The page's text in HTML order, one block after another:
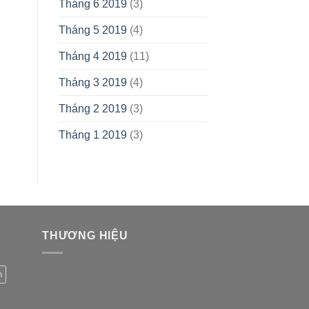
Tháng 6 2019(3)
Tháng 5 2019(4)
Tháng 4 2019(11)
Tháng 3 2019(4)
Tháng 2 2019(3)
Tháng 1 2019(3)
THƯƠNG HIỆU